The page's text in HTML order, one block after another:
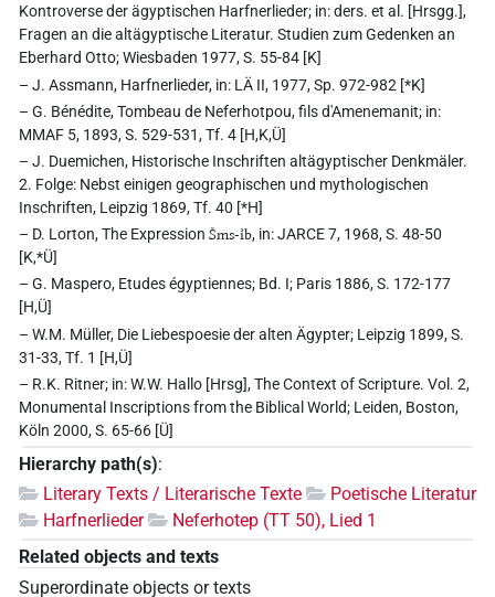
Kontroverse der ägyptischen Harfnerlieder; in: ders. et al. [Hrsgg.],
Fragen an die altägyptische Literatur. Studien zum Gedenken an
Eberhard Otto; Wiesbaden 1977, S. 55-84 [K]
– J. Assmann, Harfnerlieder, in: LÄ II, 1977, Sp. 972-982 [*K]
– G. Bénédite, Tombeau de Neferhotpou, fils d'Amenemanit; in:
MMAF 5, 1893, S. 529-531, Tf. 4 [H,K,Ü]
– J. Duemichen, Historische Inschriften altägyptischer Denkmäler.
2. Folge: Nebst einigen geographischen und mythologischen
Inschriften, Leipzig 1869, Tf. 40 [*H]
– D. Lorton, The Expression Šms-ı͗b, in: JARCE 7, 1968, S. 48-50
[K,*Ü]
– G. Maspero, Etudes égyptiennes; Bd. I; Paris 1886, S. 172-177
[H,Ü]
– W.M. Müller, Die Liebespoesie der alten Ägypter; Leipzig 1899, S.
31-33, Tf. 1 [H,Ü]
– R.K. Ritner; in: W.W. Hallo [Hrsg], The Context of Scripture. Vol. 2,
Monumental Inscriptions from the Biblical World; Leiden, Boston,
Köln 2000, S. 65-66 [Ü]
Hierarchy path(s):
Literary Texts / Literarische Texte
Poetische Literatur
Harfnerlieder
Neferhotep (TT 50), Lied 1
Related objects and texts
Superordinate objects or texts